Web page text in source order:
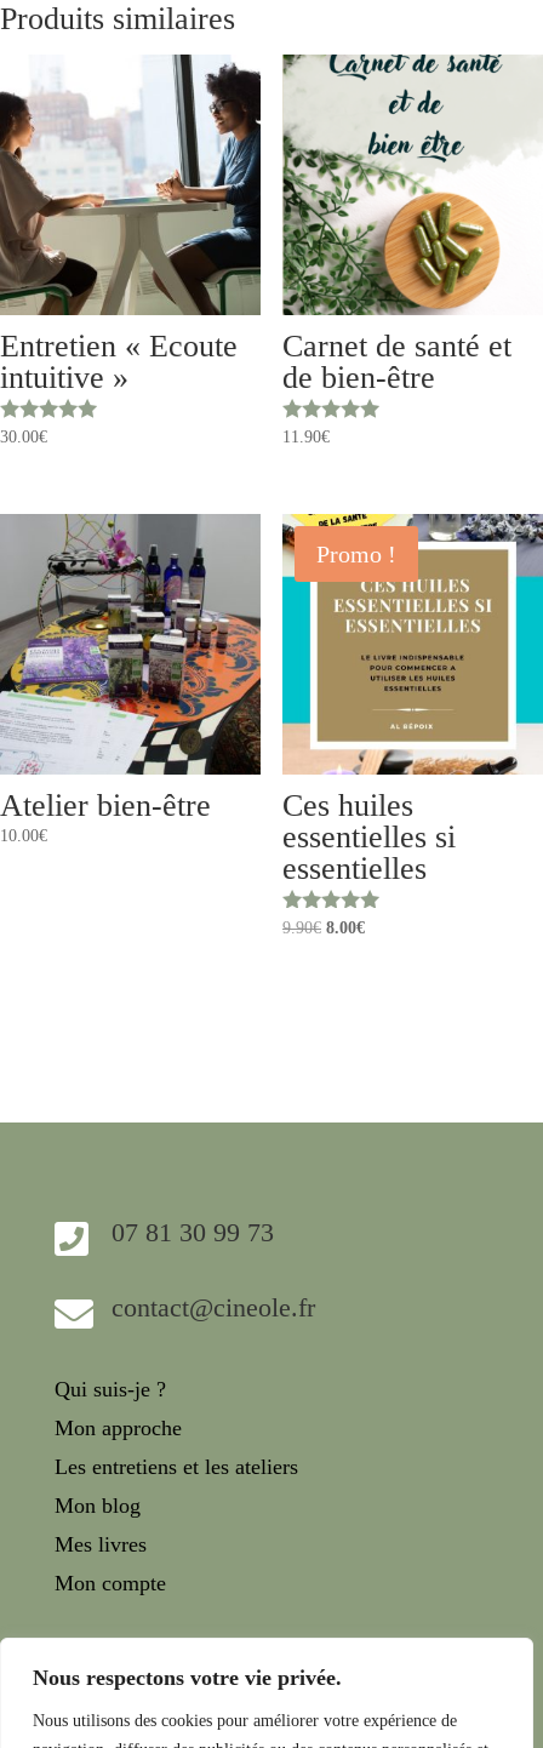
Nous respectons votre vie privée.
Nous utilisons des cookies pour améliorer votre expérience de
Produits similaires
Entretien « Ecoute
intuitive »
Note
30.00€
Carnet de santé et
de bien-être
Note
11.90€
Atelier bien-être
10.00€
Promo !
Ces huiles
essentielles si
essentielles
Note
9.90€ Le
8.00€Le
 07 81 30 99 73
 contact@cineole.fr
Qui suis-je ?
Mon approche
Les entretiens et les ateliers
Mon blog
Mes livres
Mon compte